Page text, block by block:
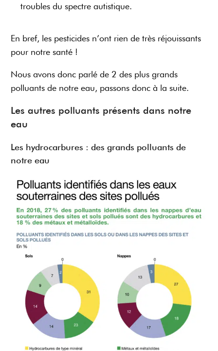
troubles du spectre autistique.
En bref, les pesticides n’ont rien de très réjouissants
pour notre santé !
Nous avons donc parlé de 2 des plus grands
polluants de notre eau, passons donc à la suite.
Les autres polluants présents dans notre
eau
Les hydrocarbures : des grands polluants de
notre eau